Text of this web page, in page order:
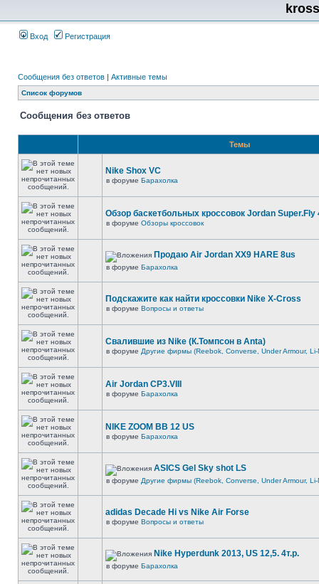
Вход Регистрация
Сообщения без ответов | Активные темы
Список форумов
Сообщения без ответов
Темы
Nike Shox VC
в форуме Барахолка
Обзор баскетбольных кроссовок Jordan Super.Fly
в форуме Обзоры кроссовок
Продаю Air Jordan XX9 HARE 8us
в форуме Барахолка
Подскажите как найти кроссовки Nike X-Cross
в форуме Вопросы и ответы
Свалившие из Nike (К.Томпсон в Anta)
в форуме Другие фирмы (Reebok, Converse, Under Armour, Li-
Air Jordan CP3.VIII
в форуме Барахолка
NIKE ZOOM BB 12 US
в форуме Барахолка
ASICS Gel Sky shot LS
в форуме Другие фирмы (Reebok, Converse, Under Armour, Li-
adidas Decade Hi vs Nike Air Forse
в форуме Вопросы и ответы
Nike Hyperdunk 2013, US 12,5. 4т.р.
в форуме Барахолка